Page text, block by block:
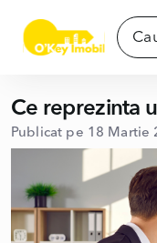
Ce reprezinta
Publicat pe 18 Martie